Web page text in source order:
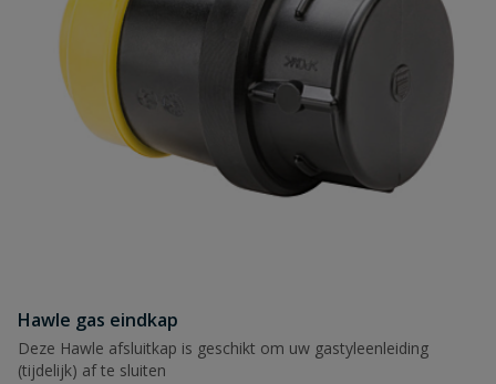
Hawle gas eindkap
Deze Hawle afsluitkap is geschikt om uw gastyleenleiding
(tijdelijk) af te sluiten